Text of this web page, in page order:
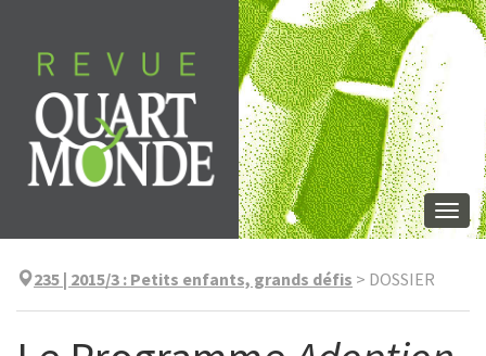
contenu
235 | 2015/3 : Petits enfants, grands défis > DOSSIER